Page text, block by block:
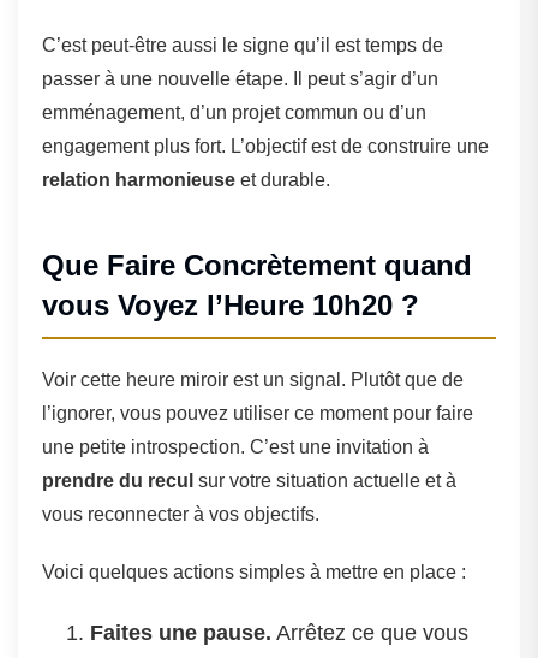
C’est peut-être aussi le signe qu’il est temps de
passer à une nouvelle étape. Il peut s’agir d’un
emménagement, d’un projet commun ou d’un
engagement plus fort. L’objectif est de construire une
relation harmonieuse et durable.
Que Faire Concrètement quand
vous Voyez l’Heure 10h20 ?
Voir cette heure miroir est un signal. Plutôt que de
l’ignorer, vous pouvez utiliser ce moment pour faire
une petite introspection. C’est une invitation à
prendre du recul sur votre situation actuelle et à
vous reconnecter à vos objectifs.
Voici quelques actions simples à mettre en place :
Faites une pause. Arrêtez ce que vous